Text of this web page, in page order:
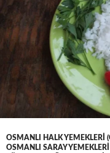
OSMANLI HALK YEMEKLERI
OSMANLI SARAY